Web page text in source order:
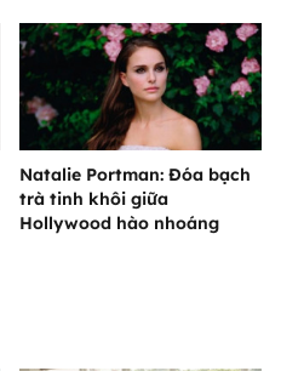
Natalie Portman: Đóa bạch
trà tinh khôi giữa
Hollywood hào nhoáng